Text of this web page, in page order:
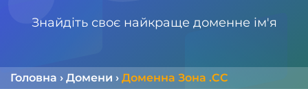
Знайдіть своє найкраще доменне ім'я
Головна › Домени › Доменна Зона .CC